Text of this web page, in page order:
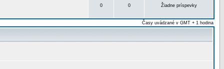
0 0 Žiadne príspevky
Časy uvádzané v GMT + 1 hodina